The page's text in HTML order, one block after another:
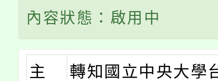
內容狀態：啟用中
主
轉知國立中央大學